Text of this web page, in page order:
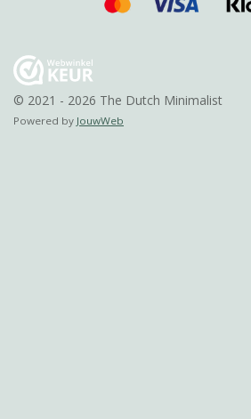
© 2021 - 2026 The Dutch Minimalist
Powered by JouwWeb